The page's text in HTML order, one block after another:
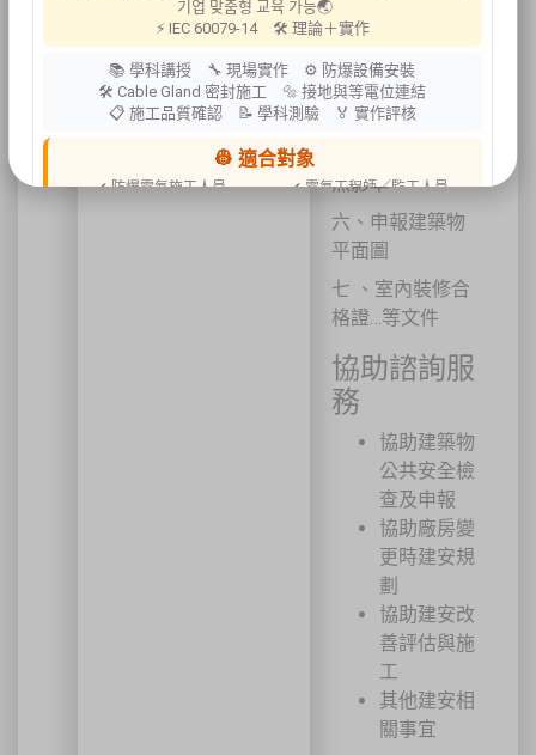
三、二千四百萬
公共意外責任險
四、營業執照影
本
照影本
六、申報建築物
平面圖
七 、室內裝修合
格證…等文件
協助諮詢服
務
協助建築物
公共安全檢
查及申報
協助廠房變
更時建安規
劃
協助建安改
善評估與施
工
其他建安相
關事宜
기업 맞춤형 교육 가능🌏
⚡ IEC 60079-14 🛠 理論＋實作
📚 學科講授 🔧 現場實作 ⚙ 防爆設備安裝
🛠 Cable Gland 密封施工 🔩 接地與等電位連結
📋 施工品質確認 📝 學科測驗 🏅 實作評核
👷 適合對象
✔ 防爆電氣施工人員
✔ 電氣工程師／監工人員
✔ 工程承攬商
📍 上課地點／主辦資訊
祐昕技術股份有限公司（祐大-台中分公司）
40458 臺中市北區中清路一段100號9樓
台灣省工商安全衛生協會
祐大技術顧問股份有限公司
防爆安全聯合教育訓練中心（ExTW）
三左興業股份有限公司（SANCTITY）
🚄 建議搭乘高鐵至臺中站後轉乘計程車
🚘 停車位有限，建議共乘或搭乘大眾運輸工具
🌱 大眾運輸每人每公里約可減少 67% 碳排放
名額有限，依完成報名及繳費順序保留名額，額滿即截止。